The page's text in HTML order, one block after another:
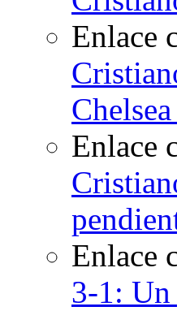
Enlace
Enlace
Enlace
3-1: Un